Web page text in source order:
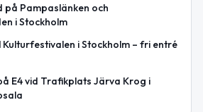
på Pampaslänken och
i Stockholm
Kulturfestivalen i Stockholm – fri entré
E4 vid Trafikplats Järva Krog i